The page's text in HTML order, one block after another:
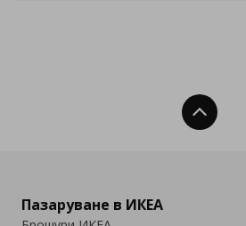
Нагоре
Пазаруване в ИКЕА